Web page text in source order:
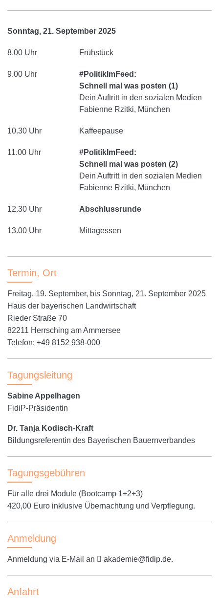
Sonntag, 21. September 2025
8.00 Uhr Frühstück
9.00 Uhr
#PolitikImFeed:
Schnell mal was posten (1)
Dein Auftritt in den sozialen Medien
Fabienne Rzitki, München
10.30 Uhr Kaffeepause
11.00 Uhr
#PolitikImFeed:
Schnell mal was posten (2)
Dein Auftritt in den sozialen Medien
Fabienne Rzitki, München
12.30 Uhr Abschlussrunde
13.00 Uhr Mittagessen
Termin, Ort
Freitag, 19. September, bis Sonntag, 21. September 2025
Haus der bayerischen Landwirtschaft
Rieder Straße 70
82211 Herrsching am Ammersee
Telefon: +49 8152 938-000
Tagungsleitung
Sabine Appelhagen
FidiP-Präsidentin
Dr. Tanja Kodisch-Kraft
Bildungsreferentin des Bayerischen Bauernverbandes
Tagungsgebühren
Für alle drei Module (Bootcamp 1+2+3)
420,00 Euro inklusive Übernachtung und Verpflegung.
Anmeldung
Anmeldung via E-Mail an akademie@fidip.de.
Anfahrt